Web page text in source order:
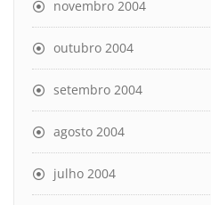
novembro 2004
outubro 2004
setembro 2004
agosto 2004
julho 2004